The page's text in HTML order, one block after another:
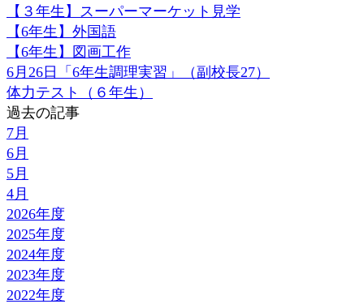
【３年生】スーパーマーケット見学
【6年生】外国語
【6年生】図画工作
6月26日「6年生調理実習」（副校長27）
体力テスト（６年生）
過去の記事
7月
6月
5月
4月
2026年度
2025年度
2024年度
2023年度
2022年度